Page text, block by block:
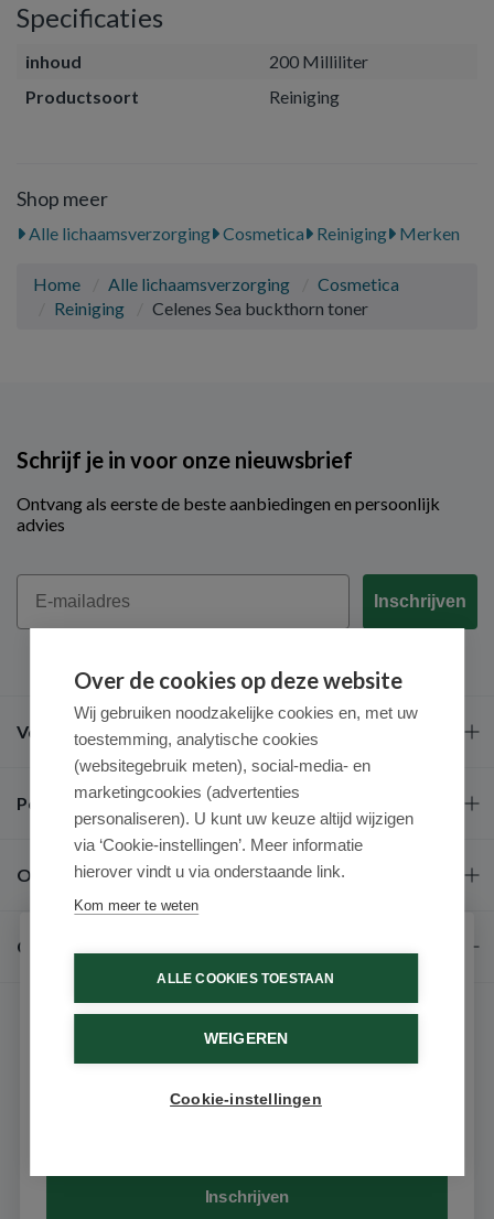
Specificaties
inhoud
200 Milliliter
Productsoort
Reiniging
Shop meer
Alle lichaamsverzorging Cosmetica Reiniging Merken
Home Alle lichaamsverzorging
Cosmetica
Reiniging
Celenes Sea buckthorn toner
Schrijf je in voor onze nieuwsbrief
Ontvang als eerste de beste aanbiedingen en persoonlijk
advies
Email
Inschrijven
Veel gestelde vragen
Populaire merken
Over ons
Contact
9.6 / 10 (531 beoordelingen)
Over de cookies op deze website
Wij gebruiken noodzakelijke cookies en, met uw
toestemming, analytische cookies
(websitegebruik meten), social-media- en
marketingcookies (advertenties
personaliseren). U kunt uw keuze altijd wijzigen
via ‘Cookie-instellingen’. Meer informatie
hierover vindt u via onderstaande link.
Kom meer te weten
ALLE COOKIES TOESTAAN
WEIGEREN
Cookie-instellingen
Schrijf je in voor onze nieuwsbrief
Ontvang als eerste de beste aanbiedingen en persoonlijk
advies
Inschrijven